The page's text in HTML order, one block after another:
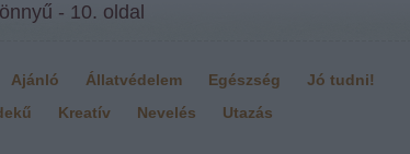
- 10. oldal
Ajánló Állatvédelem Egészség
Jó tudni!
Kreatív Nevelés Utazás